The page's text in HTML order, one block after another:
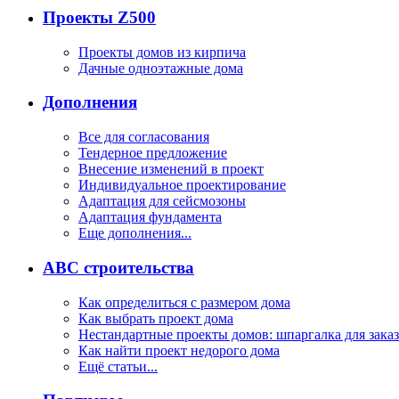
Проекты Z500
Проекты домов из кирпича
Дачные одноэтажные дома
Дополнения
Все для согласования
Тендерное предложение
Внесение изменений в проект
Индивидуальное проектирование
Адаптация для сейсмозоны
Адаптация фундамента
Еще дополнения...
ABC строительства
Как определиться с размером дома
Как выбрать проект дома
Нестандартные проекты домов: шпаргалка для
Как найти проект недорого дома
Ещё статьи...